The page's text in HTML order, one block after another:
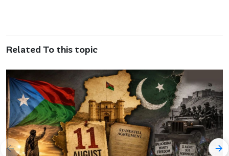
Related To this topic